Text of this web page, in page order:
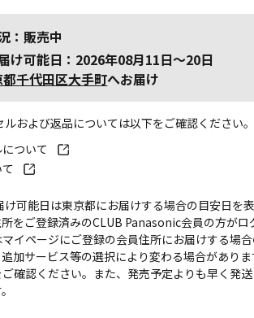
：販売中
け可能日：2026年08月11日～20日
千代田区大手町へお届け
および返品については以下をご確認ください。
ついて
可能日は東京都にお届けする場合の目安日を
をご登録済みのCLUB Panasonic会員の方がロ
イページにご登録の会員住所にお届けする場
加サービス等の選択により変わる場合がありま
ご確認ください。また、発売予定よりも早く発